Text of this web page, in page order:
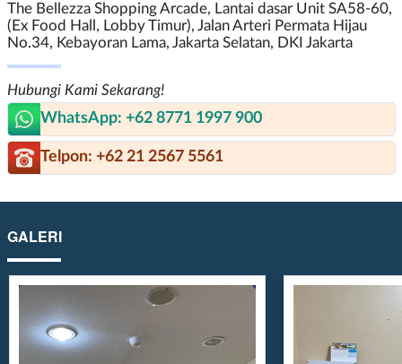
The Bellezza Shopping Arcade, Lantai dasar Unit SA58-60,
(Ex Food Hall, Lobby Timur), Jalan Arteri Permata Hijau
No.34, Kebayoran Lama, Jakarta Selatan, DKI Jakarta
Hubungi Kami Sekarang!
WhatsApp: +62 8771 1997 900
Telpon: +62 21 2567 5561
GALERI